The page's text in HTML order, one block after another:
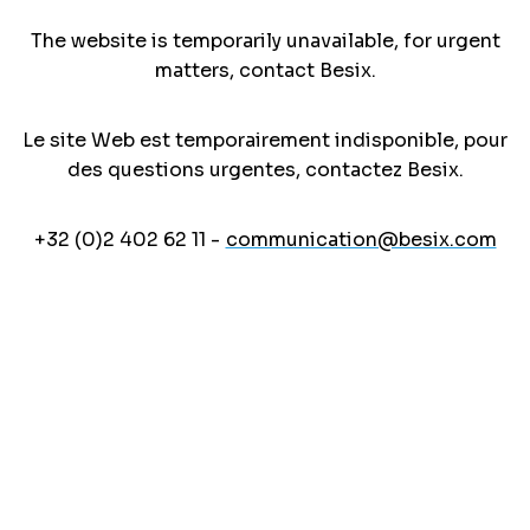
The website is temporarily unavailable, for urgent
matters, contact Besix.
Le site Web est temporairement indisponible, pour
des questions urgentes, contactez Besix.
+32 (0)2 402 62 11 - communication@besix.com